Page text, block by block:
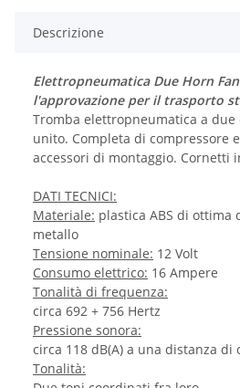
Descrizione
Elettropneumatica Due Horn
l'approvazione per il trasporto
Tromba elettropneumatica a
unito. Completa di compressore
accessori di montaggio. Cornetti
DATI TECNICI:
Materiale: plastica ABS di ottima
metallo
Tensione nominale: 12 Volt
Consumo elettrico: 16 Ampere
Tonalità di frequenza:
circa 692 + 756 Hertz
Pressione sonora:
circa 118 dB(A) a una distanza di
Tonalità: